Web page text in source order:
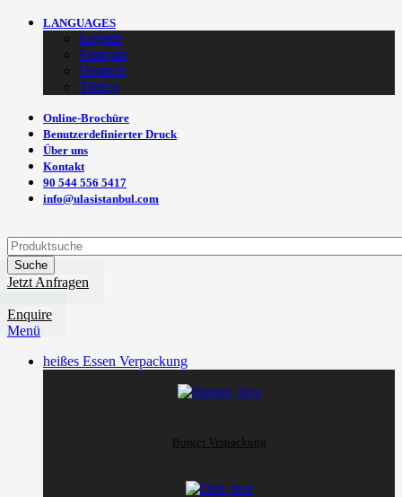
LANGUAGES
English
Français
Deutsch
Türkçe
Online-Brochüre
Benutzerdefinierter Druck
Über uns
Kontakt
90 544 556 5417
info@ulasistanbul.com
Suche
Jetzt Anfragen
Enquire
Menü
heißes Essen Verpackung
Burger Verpackung